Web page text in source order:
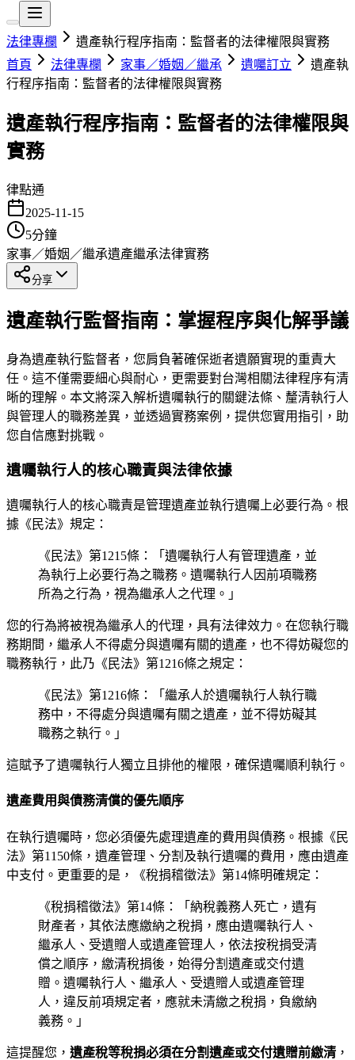
法律專欄
遺產執行程序指南：監督者的法律權限與實務
首頁
法律專欄 家事／婚姻／繼承 遺囑訂立
遺產執
行程序指南：監督者的法律權限與實務
遺產執行程序指南：監督者的法律權限與
實務
律點通
2025-11-15
5分鐘
家事／婚姻／繼承遺產繼承法律實務
分享
遺產執行監督指南：掌握程序與化解爭議
身為遺產執行監督者，您肩負著確保逝者遺願實現的重責大
任。這不僅需要細心與耐心，更需要對台灣相關法律程序有清
晰的理解。本文將深入解析遺囑執行的關鍵法條、釐清執行人
與管理人的職務差異，並透過實務案例，提供您實用指引，助
您自信應對挑戰。
遺囑執行人的核心職責與法律依據
遺囑執行人的核心職責是管理遺產並執行遺囑上必要行為。根
據《民法》規定：
《民法》第1215條：「遺囑執行人有管理遺產，並
為執行上必要行為之職務。遺囑執行人因前項職務
所為之行為，視為繼承人之代理。」
您的行為將被視為繼承人的代理，具有法律效力。在您執行職
務期間，繼承人不得處分與遺囑有關的遺產，也不得妨礙您的
職務執行，此乃《民法》第1216條之規定：
《民法》第1216條：「繼承人於遺囑執行人執行職
務中，不得處分與遺囑有關之遺產，並不得妨礙其
職務之執行。」
這賦予了遺囑執行人獨立且排他的權限，確保遺囑順利執行。
遺產費用與債務清償的優先順序
在執行遺囑時，您必須優先處理遺產的費用與債務。根據《民
法》第1150條，遺產管理、分割及執行遺囑的費用，應由遺產
中支付。更重要的是，《稅捐稽徵法》第14條明確規定：
《稅捐稽徵法》第14條：「納稅義務人死亡，遺有
財產者，其依法應繳納之稅捐，應由遺囑執行人、
繼承人、受遺贈人或遺產管理人，依法按稅捐受清
償之順序，繳清稅捐後，始得分割遺產或交付遺
贈。遺囑執行人、繼承人、受遺贈人或遺產管理
人，違反前項規定者，應就未清繳之稅捐，負繳納
義務。」
這提醒您， 遺產稅等稅捐必須在分割遺產或交付遺贈前繳清 ，